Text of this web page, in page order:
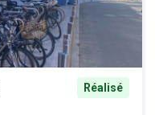
Réalisé